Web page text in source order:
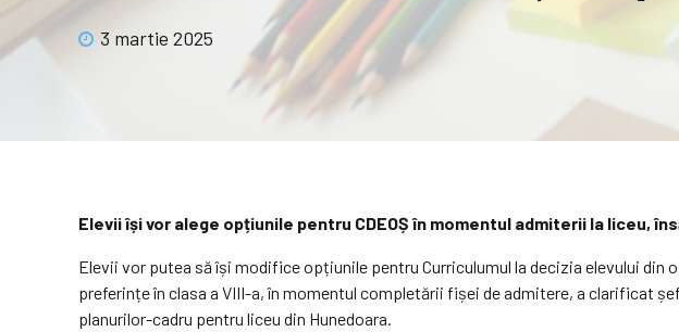
3 martie 2025
Elevii își vor alege opțiunile pentru CDEOȘ în momentul admiterii la liceu,
Elevii vor putea să își modifice opțiunile pentru Curriculumul la decizia elevului
preferințe în clasa a VIII-a, în momentul completării fișei de admitere, a clarificat
planurilor-cadru pentru liceu din Hunedoara.